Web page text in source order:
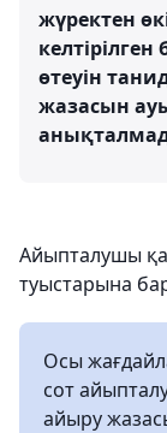
жүректен
өтеуін
жазасын
Айыпталушы
туыстарына
Осы
сот
айыру